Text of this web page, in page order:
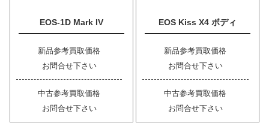
EOS-1D Mark IV
新品参考買取価格
お問合せ下さい
中古参考買取価格
お問合せ下さい
EOS Kiss X4 ボディ
新品参考買取価格
お問合せ下さい
中古参考買取価格
お問合せ下さい